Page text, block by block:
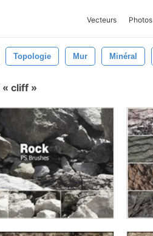
Vecteurs Photos
Topologie Mur Minéral
cliff